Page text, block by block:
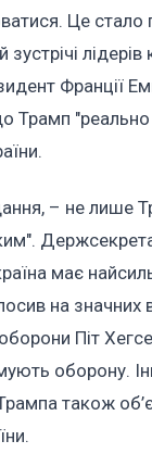
Це стало
лідерів
Франції
Трамп "реально
– не лише
має
на значних
оборони Піт
оборону.
також